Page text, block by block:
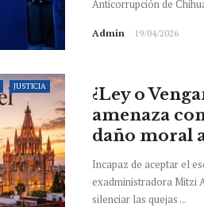
Anticorrupción de
Admin 19/04/2026
JUSTICIA
¿Ley o
amenaza
daño moral
Incapaz de aceptar el
exadministradora Mitzi
silenciar las quejas ...